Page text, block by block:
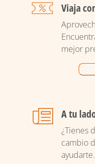
Viaja
mejor
A tu
¿Tienes
cambio
ayudarte.